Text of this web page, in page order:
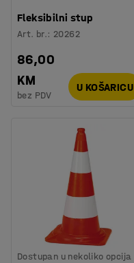
Fleksibilni stup
Art. br.: 20262
86,00
KM
bez PDV
U KOŠARICU
Dostupan u nekoliko opcija